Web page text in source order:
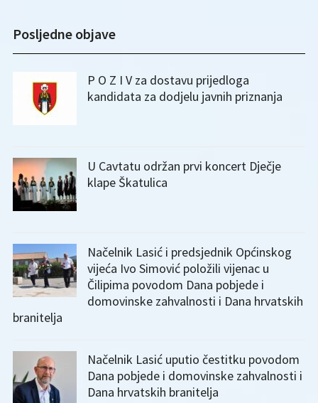
Posljedne objave
P O Z I V za dostavu prijedloga
kandidata za dodjelu javnih priznanja
U Cavtatu održan prvi koncert Dječje
klape Škatulica
Načelnik Lasić i predsjednik Općinskog
vijeća Ivo Simović položili vijenac u
Čilipima povodom Dana pobjede i
domovinske zahvalnosti i Dana hrvatskih
branitelja
Načelnik Lasić uputio čestitku povodom
Dana pobjede i domovinske zahvalnosti i
Dana hrvatskih branitelja